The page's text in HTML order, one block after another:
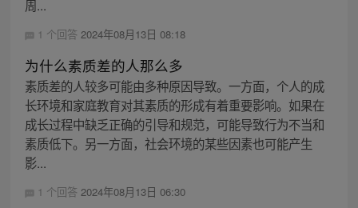
周...
1 个回答 2024年08月13日 08:18
为什么素质差的人那么多
素质差的人较多可能由多种原因导致。一方面，个人的成
长环境和家庭教育对其素质的形成有着重要影响。如果在
成长过程中缺乏正确的引导和规范，可能导致行为不当和
素质低下。另一方面，社会环境的某些因素也可能产生
影...
1 个回答 2024年08月13日 06:30